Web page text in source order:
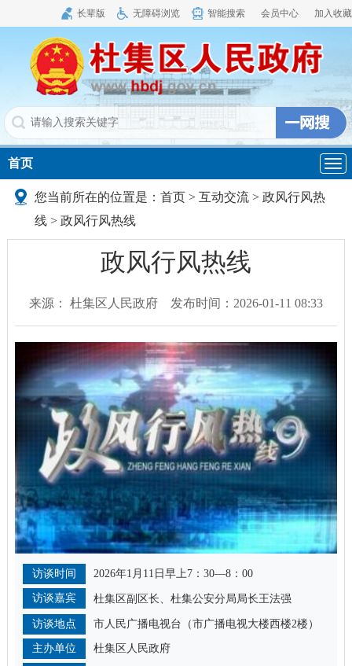
长辈版 无障碍浏览 智能搜索 会员中心 加入收藏
导
航
首页
您当前所在的位置是： 首页> 互动交流 > 政风行风热
线 > 政风行风热线
政风行风热线
来源： 杜集区人民政府 发布时间：2026-01-11 08:33
访谈时间 2026年1月11日早上7：30—8：00
访谈嘉宾 杜集区副区长、杜集公安分局局长王法强
访谈地点 市人民广播电视台（市广播电视大楼西楼2楼）
主办单位 杜集区人民政府